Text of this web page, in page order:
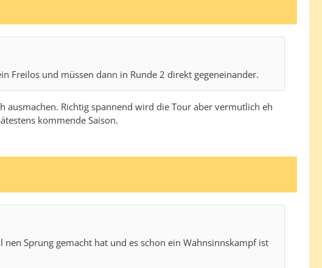
Freilos und müssen dann in Runde 2 direkt gegeneinander.
Richtig spannend wird die Tour aber vermutlich eh
kommende Saison.
Sprung gemacht hat und es schon ein Wahnsinnskampf ist